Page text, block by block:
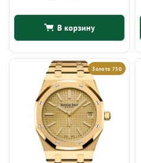
В корзину
Золото 750